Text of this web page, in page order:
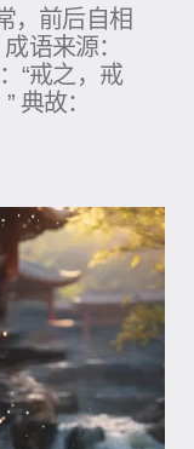
，前后自相
语来源：
“戒之，戒
典故：